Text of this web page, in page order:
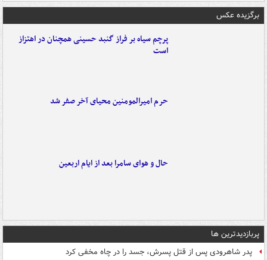
برگزیده عکس
پرچم سیاه بر فراز گنبد حسینی همچنان در اهتزاز
است
حرم امیرالمومنین محیای آخر صفر شد
حال و هوای سامرا بعد از ایام اربعین
پربازدیدترین ها
پدر شاهرودی پس از قتل پسرش، جسد را در چاه مخفی کرد